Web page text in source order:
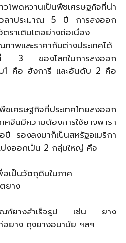
โพดหวานเป็นพืชเศรษฐกิจที่น่า
วลาประมาณ 5 ปี การส่งออก
ราเติบโตอย่างต่อเนื่อง
าพและราคากับต่างประเทศได้
ที่ 3 ของโลกในการส่งออก
1 คือ ฮังการี และอันดับ 2 คือ
เศรษฐกิจที่ประเทศไทยส่งออก
ศจีนมีความต้องการใช้ยางพารา
รองลงมาก็เป็นสหรัฐอเมริกา
บ่งออกเป็น 2 กลุ่มใหญ่ คือ
เป็นวัตถุดิบในภาค
ยาง
ณฑ์ยางสำเร็จรูป เช่น ยาง
ยาง ถุงยางอนามัย ฯลฯ